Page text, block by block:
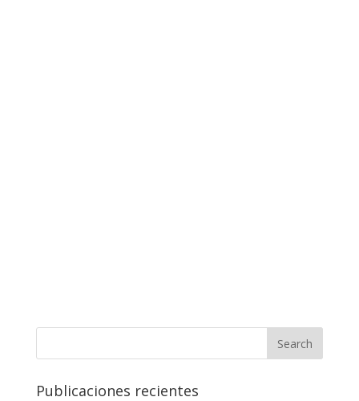
Publicaciones recientes